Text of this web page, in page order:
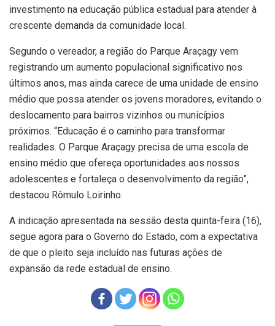
investimento na educação pública estadual para atender à
crescente demanda da comunidade local.
Segundo o vereador, a região do Parque Araçagy vem
registrando um aumento populacional significativo nos
últimos anos, mas ainda carece de uma unidade de ensino
médio que possa atender os jovens moradores, evitando o
deslocamento para bairros vizinhos ou municípios
próximos. “Educação é o caminho para transformar
realidades. O Parque Araçagy precisa de uma escola de
ensino médio que ofereça oportunidades aos nossos
adolescentes e fortaleça o desenvolvimento da região”,
destacou Rômulo Loirinho.
A indicação apresentada na sessão desta quinta-feira (16),
segue agora para o Governo do Estado, com a expectativa
de que o pleito seja incluído nas futuras ações de
expansão da rede estadual de ensino.